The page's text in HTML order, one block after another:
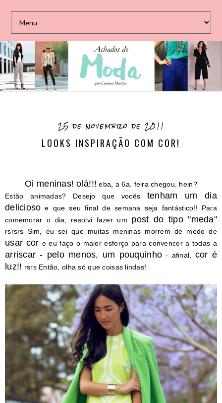
25 de novembro de 2011
LOOKS INSPIRAÇÃO COM COR!
Oi meninas! olá!!! eba, a 6a. feira chegou, hein?
Estão animadas? Desejo que vocês tenham um dia
delicioso e que seu final de semana seja fantástico!! Para
comemorar o dia, resolvi fazer um post do tipo "meda"
rsrsrs Sim, eu sei que muitas meninas morrem de medo de
usar cor e eu faço o maior esforço para convencer a todas a
arriscar - pelo menos, um pouquinho - afinal, cor é
luz!! rsrs Então, olha só que coisas lindas!